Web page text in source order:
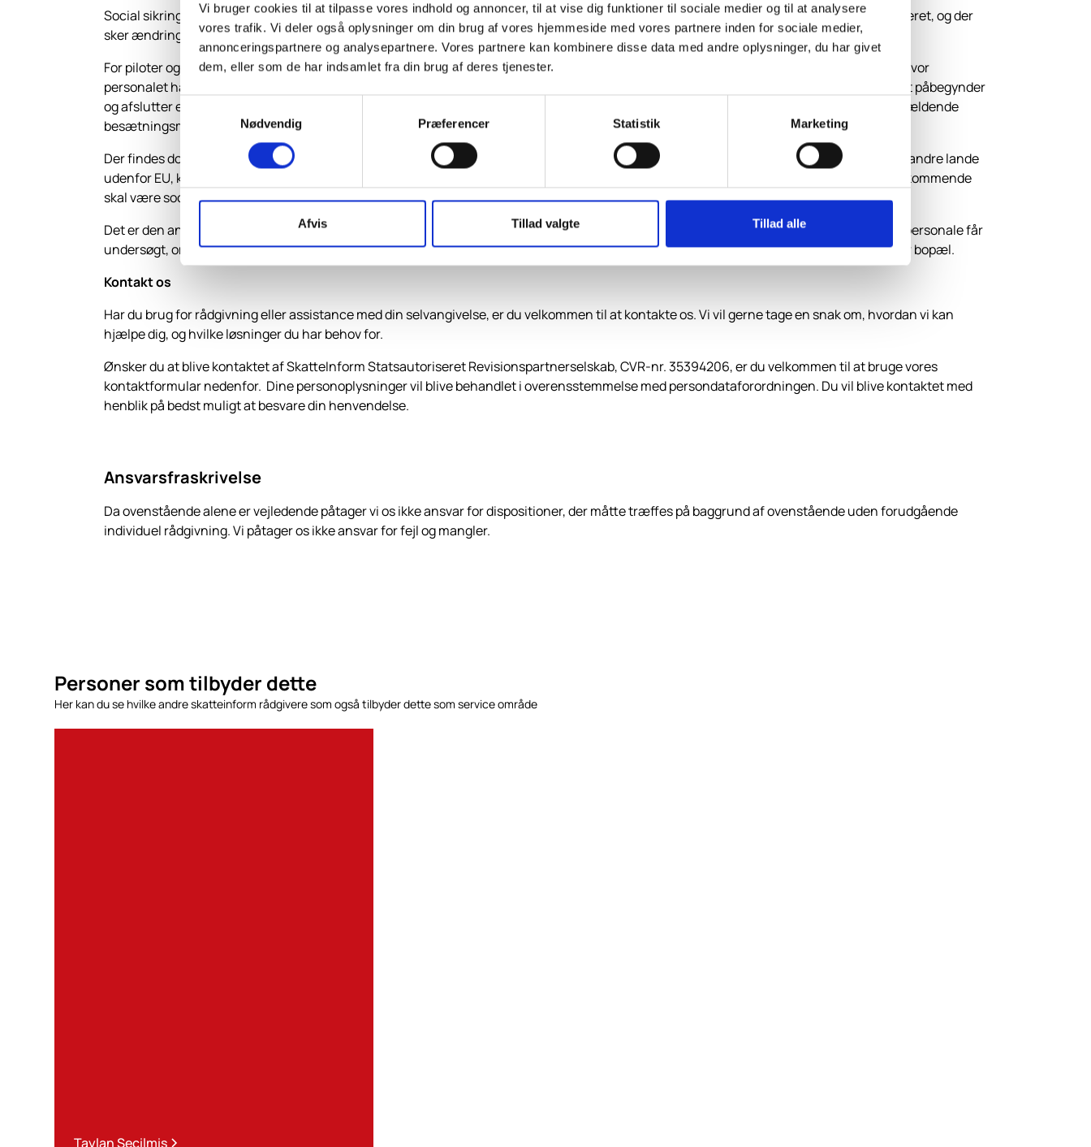
Vi bruger cookies til at tilpasse vores indhold og annoncer, til at vise dig funktioner til sociale medier og til at analysere
vores trafik. Vi deler også oplysninger om din brug af vores hjemmeside med vores partnere inden for sociale medier,
annonceringspartnere og analysepartnere. Vores partnere kan kombinere disse data med andre oplysninger, du har givet
dem, eller som de har indsamlet fra din brug af deres tjenester.
Samtykkevalg
Nødvendig
Præferencer Statistik Marketing
Afvis Tillad valgte Tillad alle
Social sikring kan være svært at have med at gøre, og det er svært at gennemskue i hvilket land man er social sikret i. Reglerne er kompliceret, og der
sker ændringer som følge af EU-forordninger.
For piloter og kabinepersonale, der har bopæl i Danmark, og arbejder som flyvende personale i to eller flere EU-lande, betragtes det land, hvor
personalet har hjemmebase for at være det land vedkommende er social sikret i. Hjemmebasen er det sted, hvor den pågældende normalt påbegynder
og afslutter en tjenesteperiode, og hvor luftfartsselskabet under normale omstændigheder ikke er ansvarligt for indkvartering af det pågældende
besætningsmedlem.
Der findes dog nogle særregler for EØS-lande, Schweiz og lande udenfor EU, som Danmark har indgået særaftaler med. Ved flyvninger til andre lande
udenfor EU, kan hjemmebase-reglen ikke være anvendelig, her skal myndighederne indbyrdes afgøre ved brug af særaftalerne, hvor vedkommende
skal være social sikret.
Det er den ansatte og arbejdsgiver som har ansvar for at undersøge, hvor vedkommende er social sikret. Vi anbefaler, at piloter og kabinepersonale får
undersøgt, om de er social sikret i det rigtige land. Dette gøres ved at kontakte den ansvarlig myndighed i det land, hvor vedkommende har bopæl.
Kontakt os
Har du brug for rådgivning eller assistance med din selvangivelse, er du velkommen til at kontakte os. Vi vil gerne tage en snak om, hvordan vi kan
hjælpe dig, og hvilke løsninger du har behov for.
Ønsker du at blive kontaktet af SkatteInform Statsautoriseret Revisionspartnerselskab, CVR-nr. 35394206, er du velkommen til at bruge vores
kontaktformular nedenfor. Dine personoplysninger vil blive behandlet i overensstemmelse med persondataforordningen. Du vil blive kontaktet med
henblik på bedst muligt at besvare din henvendelse.
Ansvarsfraskrivelse
Da ovenstående alene er vejledende påtager vi os ikke ansvar for dispositioner, der måtte træffes på baggrund af ovenstående uden forudgående
individuel rådgivning. Vi påtager os ikke ansvar for fejl og mangler.
Personer som tilbyder dette
Her kan du se hvilke andre skatteinform rådgivere som også tilbyder dette som service område
Taylan Secilmis